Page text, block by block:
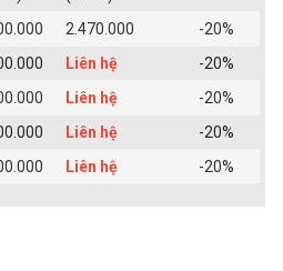
2.470.000
-20%
Liên hệ
-20%
Liên hệ
-20%
Liên hệ
-20%
Liên hệ -20%